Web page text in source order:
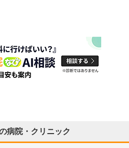
病院・クリニック